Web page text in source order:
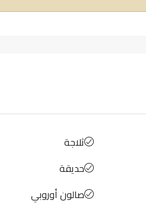
ثلاجة
حديقة
صالون أوروبي